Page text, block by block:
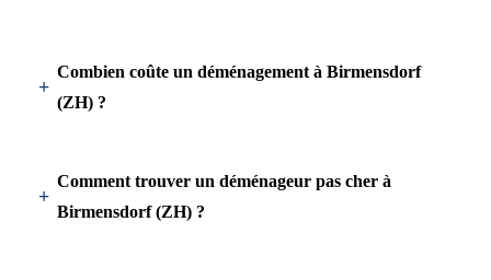
Combien coûte un déménagement à Birmensdorf
(ZH) ?
Comment trouver un déménageur pas cher à
Birmensdorf (ZH) ?